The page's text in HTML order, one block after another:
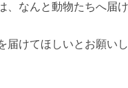
、なんと動物たちへ届
届けてほしいとお願い